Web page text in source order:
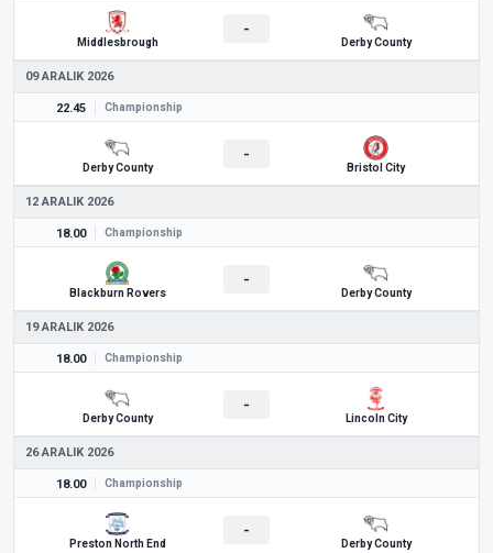
Middlesbrough
-
Derby County
09 ARALIK 2026
22.45 Championship
Derby County
-
Bristol City
12 ARALIK 2026
18.00 Championship
Blackburn Rovers
-
Derby County
19 ARALIK 2026
18.00 Championship
Derby County
-
Lincoln City
26 ARALIK 2026
18.00 Championship
Preston North End
-
Derby County